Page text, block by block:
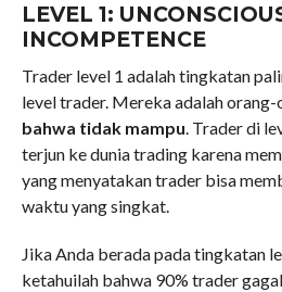
LEVEL 1:
INCOMPETENCE
Trader level 1 adalah tingkatan
level trader. Mereka adalah orang-
bahwa tidak mampu. Trader di
terjun ke dunia trading karena
yang menyatakan trader bisa
waktu yang singkat.
Jika Anda berada pada tingkatan
ketahuilah bahwa 90% trader